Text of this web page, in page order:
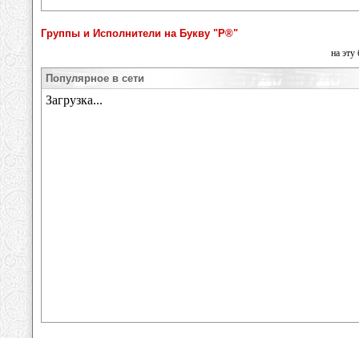
Группы и Исполнители на Букву "Р®"
на эту
Популярное в сети